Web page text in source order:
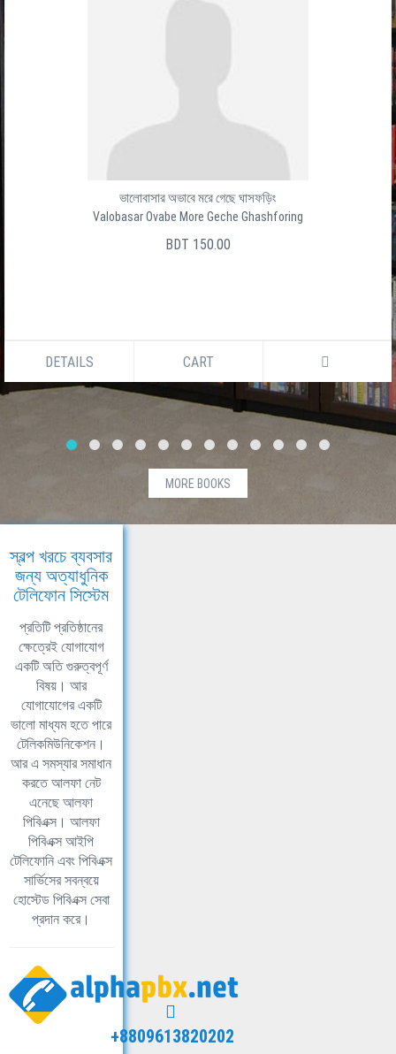
ভালোবাসার অভাবে মরে গেছে ঘাসফড়িং
Valobasar Ovabe More Geche Ghashforing
BDT 150.00
DETAILS CART
MORE BOOKS
স্বল্প খরচে ব্যবসার
জন্য অত্যাধুনিক
টেলিফোন সিস্টেম
প্রতিটি প্রতিষ্ঠানের
ক্ষেত্রেই যোগাযোগ
একটি অতি গুরুত্বপূর্ণ
বিষয়। আর
যোগাযোগের একটি
ভালো মাধ্যম হতে পারে
টেলিকমিউনিকেশন।
আর এ সমস্যার সমাধান
করতে আলফা নেট
এনেছে আলফা
পিবিএক্স। আলফা
পিবিএক্স আইপি
টেলিফোনি এবং পিবিএক্স
সার্ভিসের সবন্বয়ে
হোস্টেড পিবিএক্স সেবা
প্রদান করে।
+8809613820202